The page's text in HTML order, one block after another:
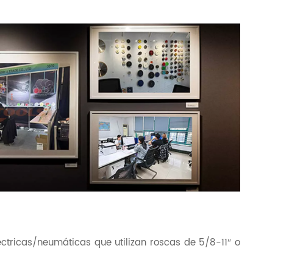
neumáticas que utilizan roscas de 5/8-11″ o